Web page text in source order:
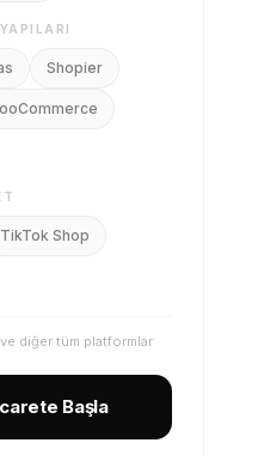
diğer tüm platformlar